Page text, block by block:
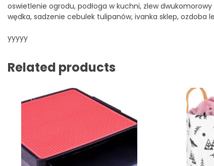
oswietlenie ogrodu, podłoga w kuchni, zlew
wędka, sadzenie cebulek tulipanów, ivanka sklep,
yyyyy
Related products